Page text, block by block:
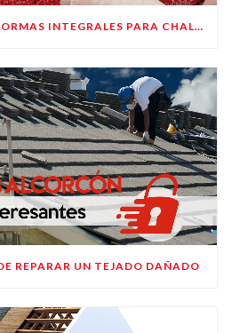
TENDENCIAS EN REFORMAS INTEGRALES PARA CHALETS
REPARAR UN TEJADO DAÑADO